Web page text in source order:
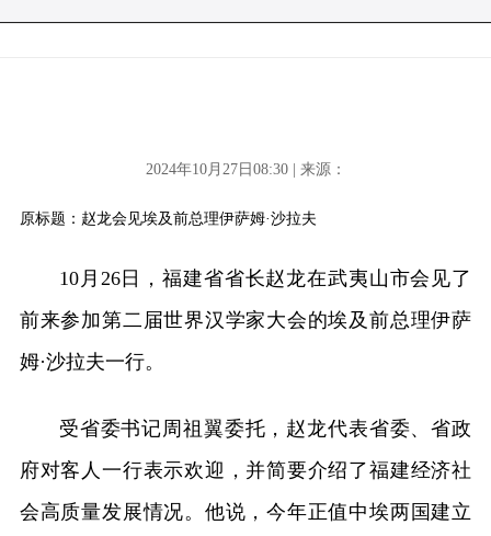
2024年10月27日08:30 | 来源：
原标题：赵龙会见埃及前总理伊萨姆·沙拉夫
10月26日，福建省省长赵龙在武夷山市会见了
前来参加第二届世界汉学家大会的埃及前总理伊萨
姆·沙拉夫一行。
受省委书记周祖翼委托，赵龙代表省委、省政
府对客人一行表示欢迎，并简要介绍了福建经济社
会高质量发展情况。他说，今年正值中埃两国建立